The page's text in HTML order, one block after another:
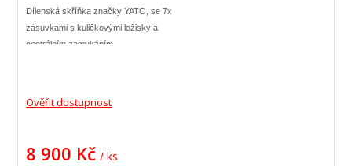
Ověřit dostupnost
8 900 Kč / ks
Dílenská skříňka značky YATO, se 7x
zásuvkami s kuličkovými ložisky a
centrálním zamykáním.